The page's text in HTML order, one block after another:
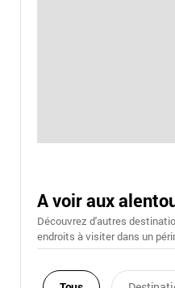
A voir aux
Découvrez d'autres
endroits à visiter dans un